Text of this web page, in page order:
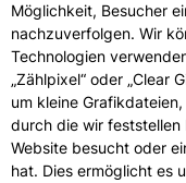
Möglichkeit, Besucher
nachzuverfolgen. Wir
Technologien
„Zählpixel“ oder „Clear
um kleine
durch die wir feststellen
Website besucht oder
hat. Dies ermöglicht es